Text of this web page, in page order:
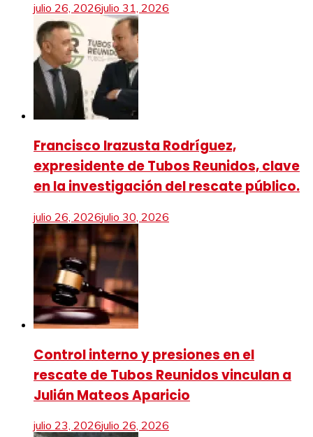
julio 26, 2026julio 31, 2026
Francisco Irazusta Rodríguez,
expresidente de Tubos Reunidos, clave
en la investigación del rescate público.
julio 26, 2026julio 30, 2026
Control interno y presiones en el
rescate de Tubos Reunidos vinculan a
Julián Mateos Aparicio
julio 23, 2026julio 26, 2026